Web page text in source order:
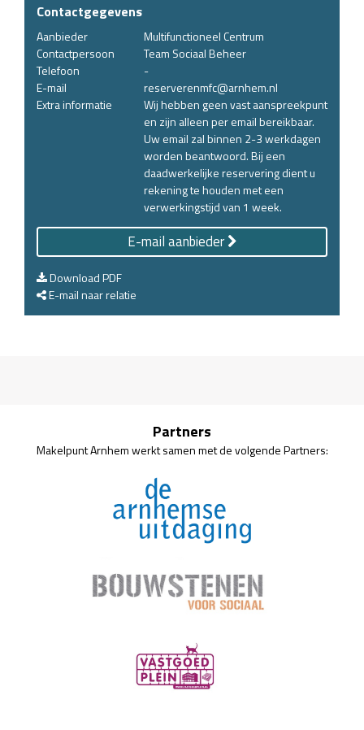
Contactgegevens
Aanbieder
Multifunctioneel Centrum
Contactpersoon
Team Sociaal Beheer
Telefoon
-
E-mail
reserverenmfc@arnhem.nl
Extra informatie
Wij hebben geen vast aanspreekpunt
en zijn alleen per email bereikbaar.
Uw email zal binnen 2-3 werkdagen
worden beantwoord. Bij een
daadwerkelijke reservering dient u
rekening te houden met een
verwerkingstijd van 1 week.
E-mail aanbieder
Download PDF
E-mail naar relatie
Partners
Makelpunt Arnhem werkt samen met de volgende Partners: